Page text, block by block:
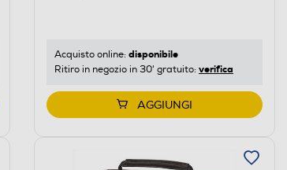
Acquisto online: disponibile
Ritiro in negozio in 30' gratuito: verifica
AGGIUNGI